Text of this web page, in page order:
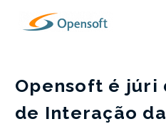
Opensoft é júri
de Interação